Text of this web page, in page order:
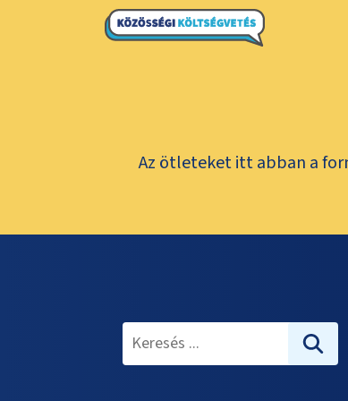
Az ötleteket itt abban a